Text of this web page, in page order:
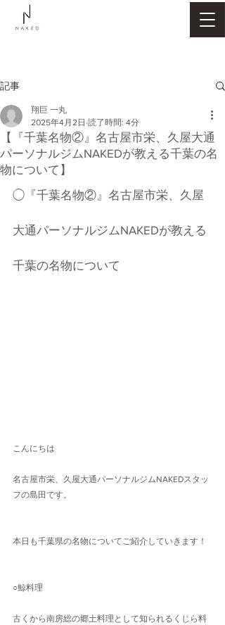
記事
【『千葉名物②』名古屋市栄、久屋大通
パーソナルジムNAKEDが教える千葉の名
物について】
翔巨 一丸
2025年4月2日 読了時間: 4分
◯『千葉名物②』名古屋市栄、久屋
大通パーソナルジムNAKEDが教える
千葉の名物について
こんにちは
名古屋市栄、久屋大通パーソナルジムNAKEDスタッ
フの島田です。
本日も千葉県の名物についてご紹介していきます！
○鯨料理
古くから南房総の郷土料理として知られるくじら料